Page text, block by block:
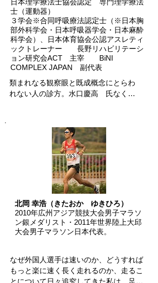
クターとしての経験や，インソール，足
部の知識が豊富で，何より，わたしの神
経科学の話しをとてもおもしろがって聞
いてくれるような，好奇心旺盛な方でし
た。
内容は，私が脳ばかりに答えを求めてい
た狭い視野を，劇的に広げてくれまし
そこから，いろいろなアイデアが浮か
び，「統合的運動生成概念に基づくBiNI
Approach」を構築することが出来まし
また，難しい神経科学の話しを，水口さ
んなりに咀嚼し，非常にシンプルに伝え
てくれることによって，専門家でなくと
も，わかりやすく伝えられるようになり
ました。
から生まれたものですので，筋力や身体
一辺倒の単純なものではありません。
士（運動器）
３学会※合同呼吸療法認定士（※日本胸
部外科学会・日本呼吸器学会・日本麻酔
科学会）、日本体育協会公認アスレティ
ックトレーナー 長野リハビリテーシ
ョン研究会ACT 主宰 BiNI
COMPLEX JAPAN 副代表
類まれなる観察眼と既成概念にとらわ
れない人の診方。水口慶高　氏なくし
自身もスノーボードのインストラクタ
ーであり、代表レベルのスポーツ選手
からご高齢な方までインソールの提供
と動きの指導で救ってきた実績をも
ち、試行錯誤しながら結果を真摯に見
つめてきた姿勢は称賛に値するもので
ある。
足部の調整、カスタムインソール作成
に加えて、彼の身体と言葉によって、
向上する」ことを是非体験してみてい
ただきたい。
北岡 幸浩（きたおか ゆきひろ）
2010年広州アジア競技大会男子マラソ
ン銀メダリスト・2011年世界陸上大邱
大会男子マラソン日本代表。
なぜ外国人選手は速いのか、どうすれば
もっと楽に速く長く走れるのか、走るこ
とについて日々追究してきた私は、足部